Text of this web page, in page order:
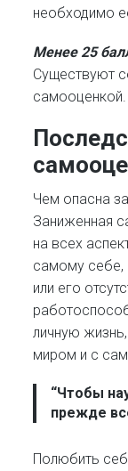
необходимо
Менее 25
Существуют
самооценкой.
Чем опасна
Заниженная
на всех
самому себе,
или его
личную
миром и с
“Чтобы
прежде
Полюбить